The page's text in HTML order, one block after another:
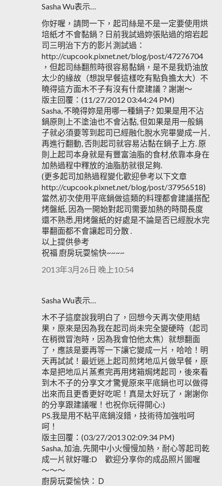
Sasha Wu表示…
你好喔，請問一下，起司絲是不是一定要使用烘
培紙才不會黏鍋？日前我試過妳張貼過的熔岩起
司三明治下方的影片測試過：
http://cupcook.pixnet.net/blog/post/47276704
，但起司絲翻煎時很容易黏鍋，是不是我奶油放
太少的緣故（想說早餐這樣吃有點負擔太大）不
曉得這方面木不子有沒有什麼建議？謝謝～
版主回覆：(11/27/2012 03:44:24 PM)
Sasha, 不曉得妳是用哪一種鍋子? 如果是用不沾
鍋原則上不塗油也不會沾黏, 但如果是用一般鍋
子就必須要等到起司已經融化脫水完畢變成一片,
再進行翻動, 否則起司就容易沾黏在鍋子上方. 原
則上起司本身就是有豐富油脂的食材,依靠本身在
加熱過程中釋放的油脂肪就很足夠.
(更多起司加熱過程變化歡迎參考以下文章
http://cupcook.pixnet.net/blog/post/37956518)
當然,初次使用平底鍋做這類的料理都會建議搭配
烤盤紙, 因為一開始對起司需要加熱的時間長度
還不熟悉,用烤盤紙的好處是不論是否已經脫水完
畢翻面都不會讓起司分散 .
以上提供參考
祝福 廚房玩耍愉快~~~~
2013年3月26日 晚上10:54
Sasha Wu表示…
木不子這麼說我明白了，回想今天再次使用結
果，原來是因為我在起司尚未完全變硬時（起司
在稍微冒泡時，因為我會怕他太焦）就想翻面
了，應該是要再等一下讓它變成一片，哈哈！明
天再試試！最近迷上起司煎烤地瓜片做早餐，原
本是把地瓜片蒸煮完再用烤箱焗烤起司，後來看
到木不子的分享文才驚覺原來平底鍋也可以做得
出來而且更香更好吃呢！真是太好玩了，謝謝你
的分享跟建議喔！也祝你玩得開心:)
PS.我是用不粘平底鍋沒錯，技術待加強啦呵
呵！
版主回覆：(03/27/2013 02:09:34 PM)
Sasha, 加油, 先開中小火慢慢加熱，耐心等起司乾
成一片就好囉:D 歡迎分享你的成品照片圖喔
～～～
廚房玩耍愉快：Ｄ